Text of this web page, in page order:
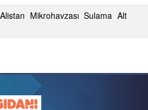
Mikrohavzası Sulama Alt